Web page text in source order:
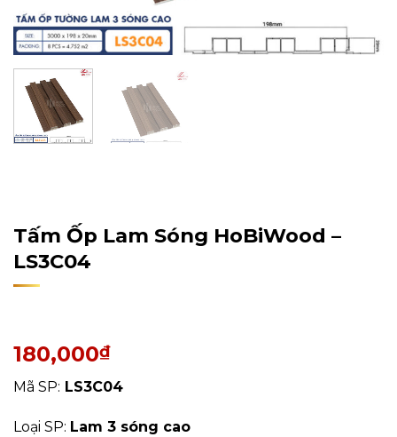
Tấm Ốp Lam Sóng HoBiWood –
LS3C04
180,000₫
Mã SP: LS3C04
Loại SP: Lam 3 sóng cao